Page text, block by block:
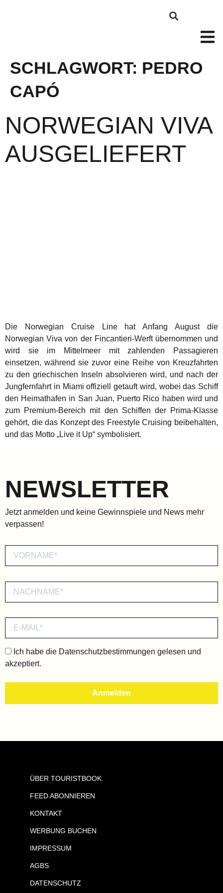
SCHLAGWORT: PEDRO
CAPÓ
NORWEGIAN VIVA
AUSGELIEFERT
Die Norwegian Cruise Line hat Anfang August die
Norwegian Viva von der Fincantieri-Werft übernommen und
wird sie im Mittelmeer mit zahlenden Passagieren
einsetzen, während sie zuvor eine Reihe von Kreuzfahrten
zu den griechischen Inseln absolvieren wird, und nach der
Jungfernfahrt in Miami offiziell getauft wird, wobei das Schiff
den Heimathafen in San Juan, Puerto Rico haben wird und
zum Premium-Bereich mit den Schiffen der Prima-Klasse
gehört, die das Konzept des Freestyle Cruising beibehalten,
und das Motto „Live it Up“ symbolisiert.
NEWSLETTER
Jetzt anmelden und keine Gewinnspiele und News mehr
verpassen!
Ich habe die Datenschutzbestimmungen gelesen und
akzeptiert.
ÜBER TOURISTBOOK
FEED ABONNIEREN
KONTAKT
WERBUNG BUCHEN
IMPRESSUM
AGBS
DATENSCHUTZ